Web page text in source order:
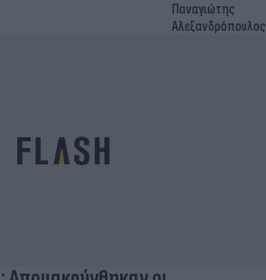
Παναγιώτης
Αλεξανδρόπουλος